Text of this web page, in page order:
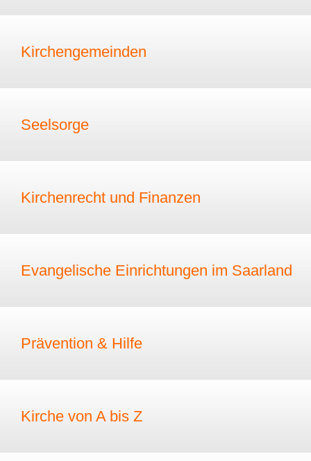
Kirchengemeinden
Seelsorge
Kirchenrecht und Finanzen
Evangelische Einrichtungen im Saarland
Prävention & Hilfe
Kirche von A bis Z